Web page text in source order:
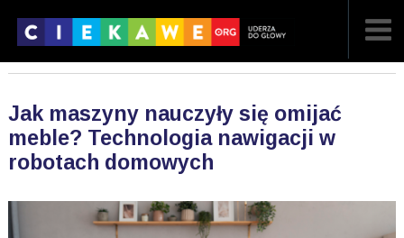
Jak maszyny nauczyły się omijać
meble? Technologia nawigacji w
robotach domowych
POPULARNE
LOSOWE
A ARTYKUŁY